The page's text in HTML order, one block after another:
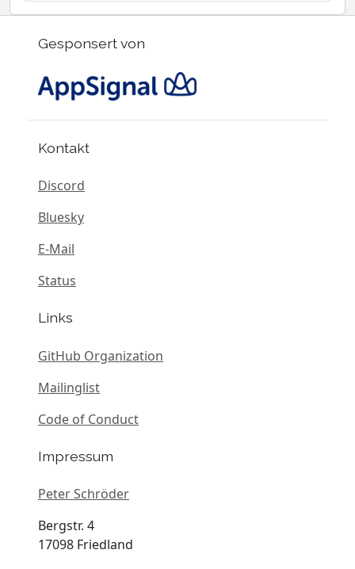
Gesponsert von
Kontakt
Discord
Bluesky
E-Mail
Status
Links
GitHub Organization
Mailinglist
Code of Conduct
Impressum
Peter Schröder
Bergstr. 4
17098 Friedland